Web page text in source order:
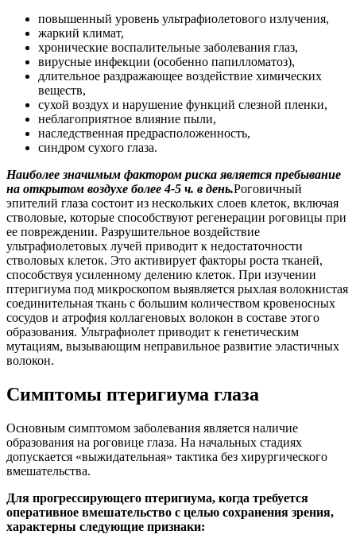
повышенный уровень ультрафиолетового излучения,
жаркий климат,
хронические воспалительные заболевания глаз,
вирусные инфекции (особенно папилломатоз),
длительное раздражающее воздействие химических
веществ,
сухой воздух и нарушение функций слезной пленки,
неблагоприятное влияние пыли,
наследственная предрасположенность,
синдром сухого глаза.
Наиболее значимым фактором риска является пребывание
на открытом воздухе более 4-5 ч. в день.Роговичный
эпителий глаза состоит из нескольких слоев клеток, включая
стволовые, которые способствуют регенерации роговицы при
ее повреждении. Разрушительное воздействие
ультрафиолетовых лучей приводит к недостаточности
стволовых клеток. Это активирует факторы роста тканей,
способствуя усиленному делению клеток. При изучении
птеригиума под микроскопом выявляется рыхлая волокнистая
соединительная ткань с большим количеством кровеносных
сосудов и атрофия коллагеновых волокон в составе этого
образования. Ультрафиолет приводит к генетическим
мутациям, вызывающим неправильное развитие эластичных
волокон.
Симптомы птеригиума глаза
Основным симптомом заболевания является наличие
образования на роговице глаза. На начальных стадиях
допускается «выжидательная» тактика без хирургического
вмешательства.
Для прогрессирующего птеригиума, когда требуется
оперативное вмешательство с целью сохранения зрения,
характерны следующие признаки: